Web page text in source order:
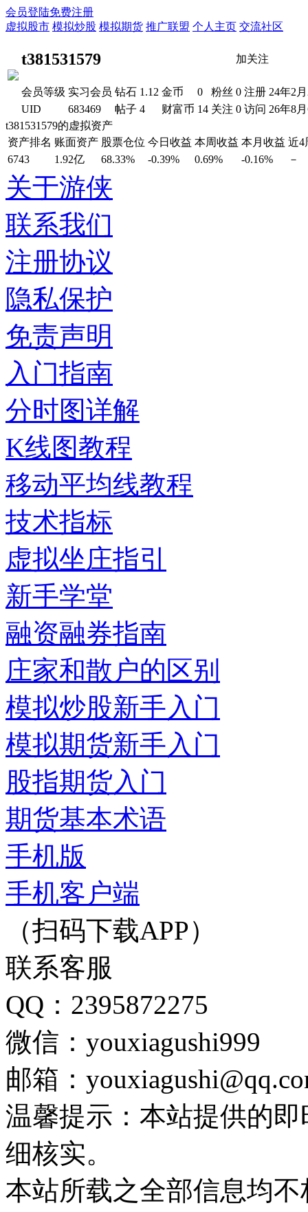
会员登陆免费注册
虚拟股市 模拟炒股 模拟期货 推广联盟 个人主页 交流社区
t381531579 加关注
会员等级 实习会员 钻石 1.12 金币 0 粉丝 0 注册 24年2
UID
683469 帖子 4 财富币 14 关注 0 访问 26年8
t381531579的虚拟资产
资产排名 账面资产 股票仓位 今日收益 本周收益 本月收益 近4
6743
1.92亿 68.33% -0.39% 0.69% -0.16% －
关于游侠
联系我们
注册协议
隐私保护
免责声明
入门指南
分时图详解
K线图教程
移动平均线教程
技术指标
虚拟坐庄指引
新手学堂
融资融券指南
庄家和散户的区别
模拟炒股新手入门
模拟期货新手入门
股指期货入门
期货基本术语
手机版
手机客户端
（扫码下载APP）
联系客服
QQ：2395872275
微信：youxiagushi999
邮箱：
温馨提示：本站提供的
细核实。
本站所载之全部信息均